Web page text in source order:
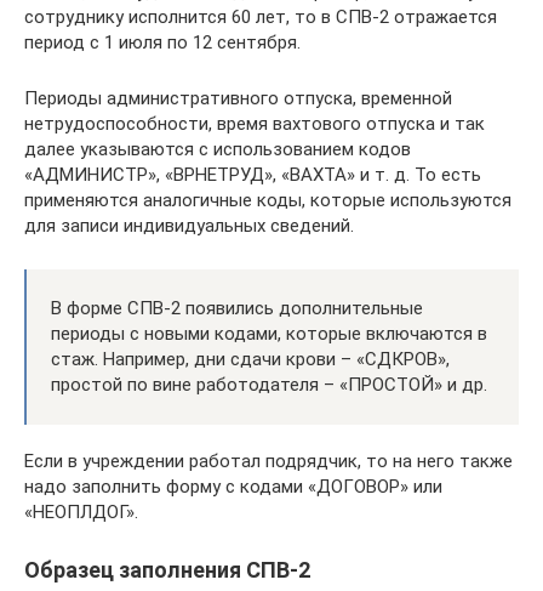
сотруднику исполнится 60 лет, то в СПВ-2 отражается
период с 1 июля по 12 сентября.
Периоды административного отпуска, временной
нетрудоспособности, время вахтового отпуска и так
далее указываются с использованием кодов
«АДМИНИСТР», «ВРНЕТРУД», «ВАХТА» и т. д. То есть
применяются аналогичные коды, которые используются
для записи индивидуальных сведений.
В форме СПВ-2 появились дополнительные
периоды с новыми кодами, которые включаются в
стаж. Например, дни сдачи крови – «СДКРОВ»,
простой по вине работодателя – «ПРОСТОЙ» и др.
Если в учреждении работал подрядчик, то на него также
надо заполнить форму с кодами «ДОГОВОР» или
«НЕОПЛДОГ».
Образец заполнения СПВ-2